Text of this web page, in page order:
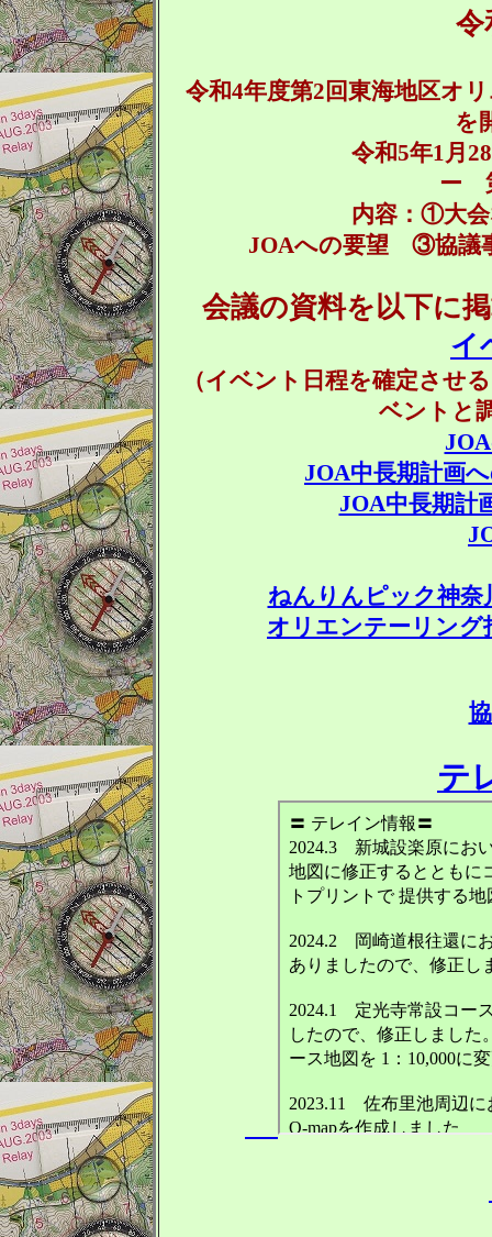
令和5年
令和4年度第2回東海地区オ
を
令和5年1月28日（
ー
内容：①大会などの
JOAへの要望 ③協議
会議の資料を以下に
イ
（イベント日程を確定させ
ベントと
JOA中長期計画
JOA中長期計
ねんりんピック神奈
オリエンテーリング
テ